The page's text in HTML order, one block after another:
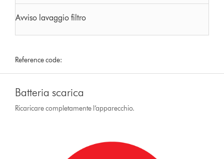
Avviso lavaggio filtro
Reference code:
Batteria scarica
Ricaricare completamente l’apparecchio.